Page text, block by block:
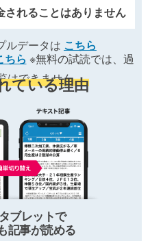
れることはありません
ルデータは こちら
ちら ※無料の試読では、過
はできません
ている理由
ブレットで
記事が読める